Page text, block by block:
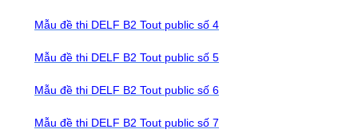
Mẫu đề thi DELF B2 Tout public số 4
Mẫu đề thi DELF B2 Tout public số 5
Mẫu đề thi DELF B2 Tout public số 6
Mẫu đề thi DELF B2 Tout public số 7